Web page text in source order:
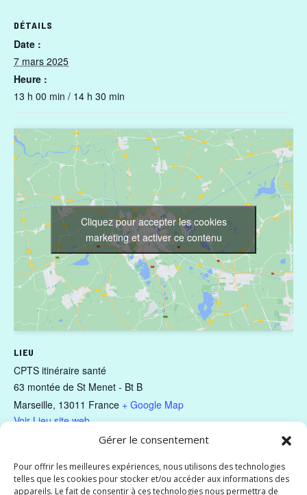
Gérer le consentement
Pour offrir les meilleures expériences, nous utilisons des technologies
telles que les cookies pour stocker et/ou accéder aux informations des
appareils. Le fait de consentir à ces technologies nous permettra de
DÉTAILS
Date :
7 mars 2025
Heure :
13 h 00 min / 14 h 30 min
LIEU
CPTS itinéraire santé
63 montée de St Menet - Bt B
Marseille, 13011 France + Google Map
Voir Lieu site web
Cliquez pour accepter les cookies
marketing et activer ce contenu
exceptionnelle dédiée aux femmes
professionnelles de santé
Canton vert : Mars
bleu